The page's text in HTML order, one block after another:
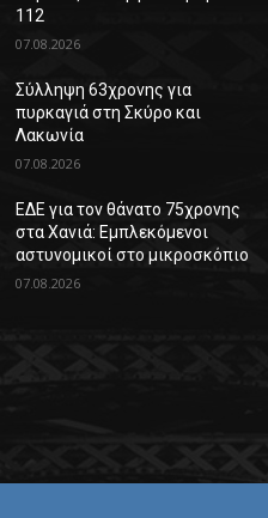
112
07.08.2026
Σύλληψη 63χρονης για
πυρκαγιά στη Σκύρο και
Λακωνία
07.08.2026
ΕΔΕ για τον θάνατο 75χρονης
στα Χανιά: Εμπλεκόμενοι
αστυνομικοί στο μικροσκόπιο
07.08.2026